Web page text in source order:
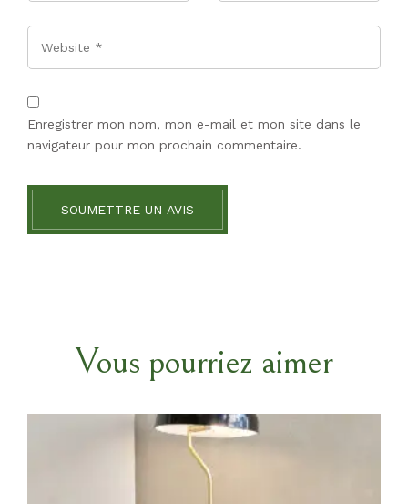
Enregistrer mon nom, mon e-mail et mon site dans le
navigateur pour mon prochain commentaire.
SOUMETTRE UN AVIS
Vous pourriez aimer